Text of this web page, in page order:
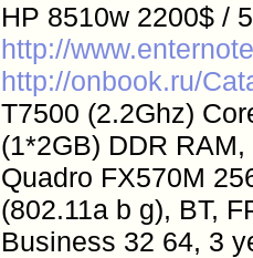
HP 8510w 2200$ /
http://
http://onbook.ru/
T7500 (2.2Ghz)
(1*2GB) DDR
Quadro FX570M
(802.11a b g), BT,
Business 32 64, 3